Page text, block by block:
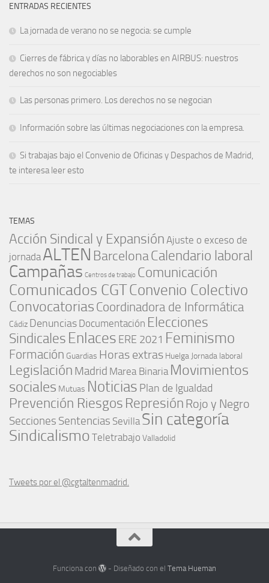
ENTRADAS RECIENTES
La jornada de verano no se negocia: se cumple
Cierres de fábrica y días no laborables en AIRBUS: nuestros
derechos no son negociables
Las personas primero. Los derechos no se negocian
Información sobre las últimas negociaciones con la empresa.
Si trabajas bajo el Convenio de Oficinas y Despachos de Madrid,
te interesa leer esto
TEMAS
Acción Sindical y Expansión Ajuste o exceso de
jornada ALTEN BarcelonaCalendario laboral
Campañas Centros de trabajo Comunicación
Comunicados CGTConvenio Colectivo
Convocatorias Coordinadora de Informática
Cádiz Denuncias Documentación Elecciones
Sindicales Enlaces ERE 2021 Feminismo
Formación Guardias Horas extras Huelga Jornada laboral
Legislación Madrid Marea Binaria Movimientos
sociales Mutuas Noticias Plan de Igualdad
Prevención Riesgos Represión Rojo y Negro
Secciones Sentencias Sevilla Sin categoría
Sindicalismo Teletrabajo Valladolid
Tweets por el @cgtaltenmadrid.
Funciona con - Diseñado con elTema Hueman